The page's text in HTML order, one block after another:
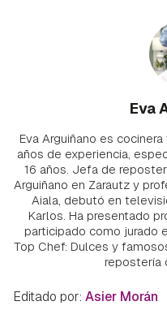
Eva
Eva Arguiñano es
años de experiencia,
16 años. Jefa de
Arguiñano en Zarautz y
Aiala, debutó en
Karlos. Ha presentado
participado como jurado
Top Chef: Dulces y
repostería
Editado por: Asier Morán